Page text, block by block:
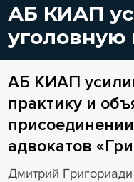
АБ КИАП
уголовную
АБ КИАП
практику и
адвокатов
Дмитрий